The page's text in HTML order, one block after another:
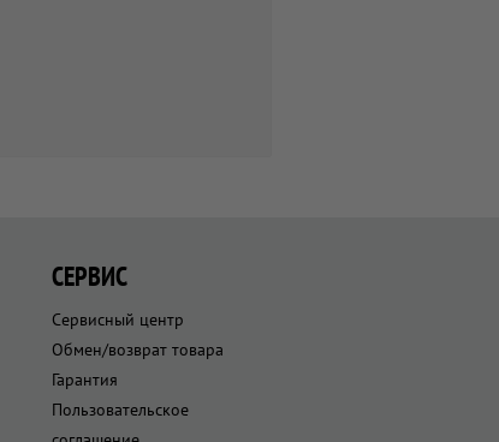
СЕРВИС
Сервисный центр
Обмен/возврат товара
Гарантия
Пользовательское